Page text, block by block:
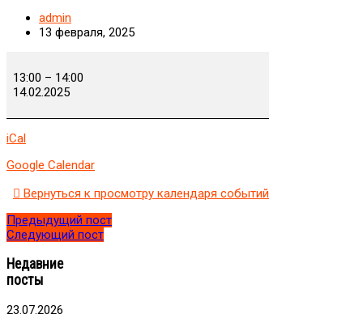
admin
13 февраля, 2025
клуба
"Личностный
коуча"
13:00 – 14:00
14.02.2025
iCal
Google Calendar
Вернуться к просмотру календаря событий
Предыдущий пост
Следующий пост
Недавние
посты
23.07.2026